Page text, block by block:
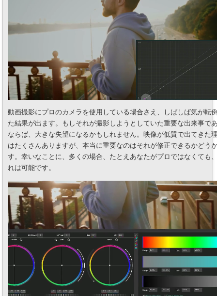
動画撮影にプロのカメラを使用している場合さえ、しばしば気が転
た結果が出ます。もしそれが撮影しようとしていた重要な出来事で
ならば、大きな失望になるかもしれません。映像が低質で出てきた
はたくさんありますが、本当に重要なのはそれが修正できるかどう
す。幸いなことに、多くの場合、たとえあなたがプロではなくても
れは可能です。